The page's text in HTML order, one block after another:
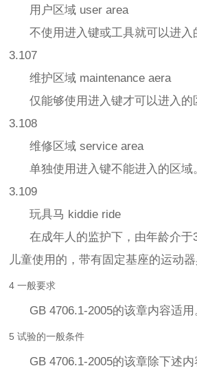
用户区域 user area
不使用进入键或工具就可以进入
3.107
维护区域 maintenance aera
仅能够使用进入键才可以进入的
3.108
维修区域 service area
单独使用进入键不能进入的区域
3.109
玩具马 kiddie ride
在成年人的监护下，由年龄介于3
儿童使用的，带有固定基座的运动器
4 一般要求
GB 4706.1-2005的该章内容适用
5 试验的一般条件
GB 4706.1-2005的该章除下述内